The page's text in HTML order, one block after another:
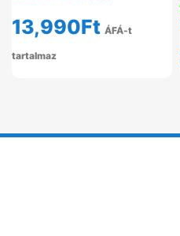
13,990Ft ÁFÁ-t
tartalmaz